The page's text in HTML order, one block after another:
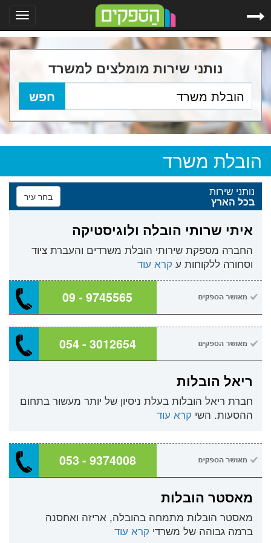
נותני שירות מומלצים למשרד
הובלת משרד
נותני שירות בחר עיר בכל הארץ
איתי שרותי הובלה ולוגיסטיקה
החברה מספקת שירותי הובלת משרדים והעברת ציוד
וסחורה ללקוחות ע קרא עוד
09 - 9745565
ריאל הובלות
חברת ריאל הובלות בעלת ניסיון של יותר מעשור בתחום
ההסעות. השי קרא עוד
054 - 3012654
מאסטר הובלות
מאסטר הובלות מתמחה בהובלה, אריזה ואחסנה
ברמה גבוהה של משרדי קרא עוד
053 - 9374008